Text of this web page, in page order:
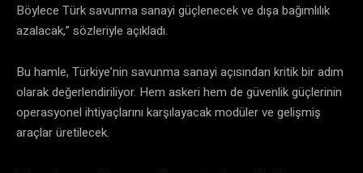
Böylece Türk savunma sanayi güçlenecek ve dışa bağımlılık
azalacak,” sözleriyle açıkladı.
Bu hamle, Türkiye’nin savunma sanayi açısından kritik bir adım
olarak değerlendiriliyor. Hem askeri hem de güvenlik güçlerinin
operasyonel ihtiyaçlarını karşılayacak modüler ve gelişmiş
araçlar üretilecek.